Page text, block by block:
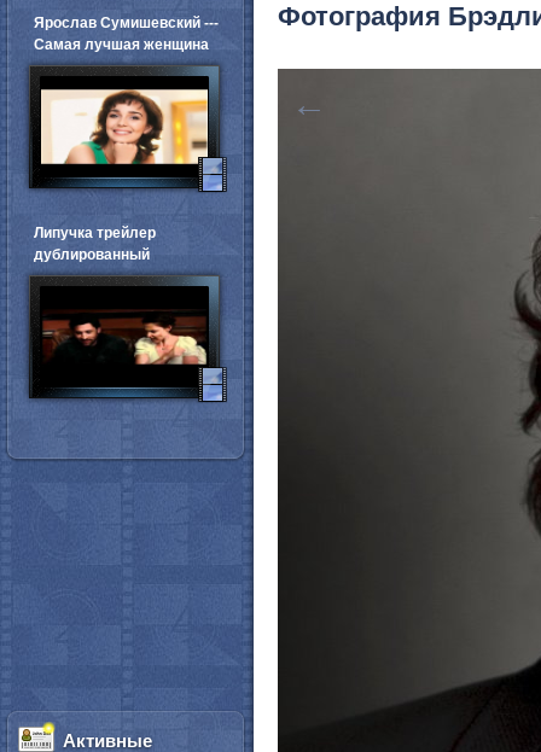
Фотография
←
Ярослав Сумишевский ---
Самая лучшая женщина
Липучка трейлер
дублированный
Активные